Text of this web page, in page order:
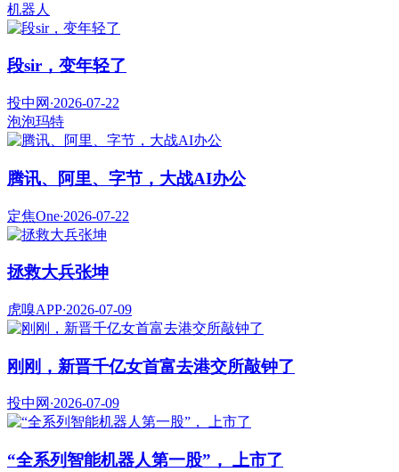
机器人
段sir，变年轻了
投中网 ·2026-07-22
泡泡玛特
腾讯、阿里、字节，大战AI办公
定焦One·2026-07-22
拯救大兵张坤
虎嗅APP·2026-07-09
刚刚，新晋千亿女首富去港交所敲钟了
投中网 ·2026-07-09
“全系列智能机器人第一股”， 上市了